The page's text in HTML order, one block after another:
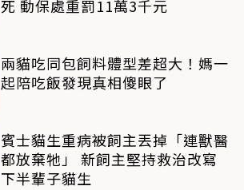
死 動保處重罰11萬3千元
兩貓吃同包飼料體型差超大！媽一
起陪吃飯發現真相傻眼了
賓士貓生重病被飼主丟掉「連獸醫
都放棄牠」 新飼主堅持救治改寫
下半輩子貓生